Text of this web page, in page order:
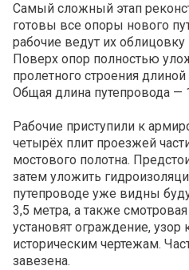
Самый сложный этап
готовы все опоры нового
рабочие ведут их
Поверх опор полностью
пролетного строения
Общая длина путепровода —
Рабочие приступили к
четырёх плит проезжей
мостового полотна.
затем уложить
путепроводе уже видны
3,5 метра, а также
установят ограждение, узор
историческим чертежам.
завезена.